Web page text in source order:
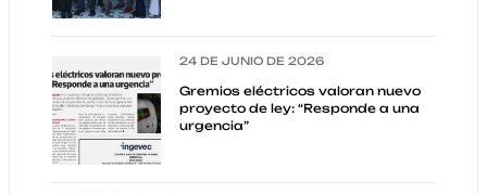
24 DE JUNIO DE 2026
Gremios eléctricos valoran nuevo
proyecto de ley: “Responde a una
urgencia”